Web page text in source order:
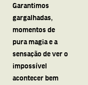
Garantimos
gargalhadas,
momentos de
pura magia e a
sensação de ver o
impossível
acontecer bem